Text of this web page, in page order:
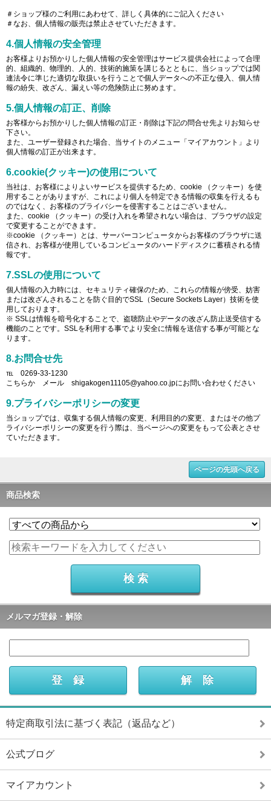
＃ショップ様のご利用にあわせて、詳しく具体的にご記入ください
＃なお、個人情報の販売は禁止させていただきます。
4.個人情報の安全管理
お客様よりお預かりした個人情報の安全管理はサービス提供会社によって合理
的、組織的、物理的、人的、技術的施策を講じるとともに、当ショップでは関
連法令に準じた適切な取扱いを行うことで個人データへの不正な侵入、個人情
報の紛失、改ざん、漏えい等の危険防止に努めます。
5.個人情報の訂正、削除
お客様からお預かりした個人情報の訂正・削除は下記の問合せ先よりお知らせ
下さい。
また、ユーザー登録された場合、当サイトのメニュー「マイアカウント」より
個人情報の訂正が出来ます。
6.cookie(クッキー)の使用について
当社は、お客様によりよいサービスを提供するため、cookie （クッキー）を使
用することがありますが、これにより個人を特定できる情報の収集を行えるも
のではなく、お客様のプライバシーを侵害することはございません。
また、cookie （クッキー）の受け入れを希望されない場合は、ブラウザの設定
で変更することができます。
※cookie （クッキー）とは、サーバーコンピュータからお客様のブラウザに送
信され、お客様が使用しているコンピュータのハードディスクに蓄積される情
報です。
7.SSLの使用について
個人情報の入力時には、セキュリティ確保のため、これらの情報が傍受、妨害
または改ざんされることを防ぐ目的でSSL（Secure Sockets Layer）技術を使
用しております。
※ SSLは情報を暗号化することで、盗聴防止やデータの改ざん防止送受信する
機能のことです。SSLを利用する事でより安全に情報を送信する事が可能とな
ります。
8.お問合せ先
℡ 0269-33-1230
こちらか メール shigakogen11105@yahoo.co.jpにお問い合わせください
9.プライバシーポリシーの変更
当ショップでは、収集する個人情報の変更、利用目的の変更、またはその他プ
ライバシーポリシーの変更を行う際は、当ページへの変更をもって公表とさせ
ていただきます。
ページの先頭へ戻る
商品検索
メルマガ登録・解除
特定商取引法に基づく表記（返品など）
公式ブログ
マイアカウント